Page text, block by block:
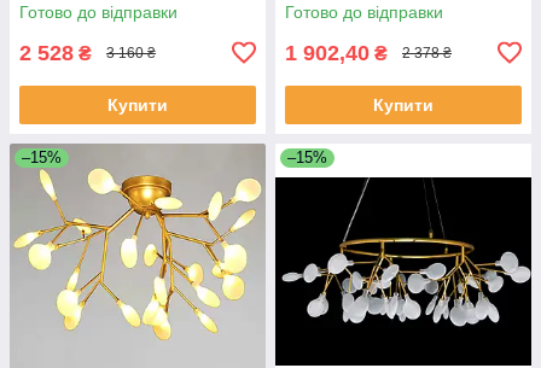
Готово до відправки
2 528 ₴ 3 160 ₴
Купити
Готово до відправки
1 902,40 ₴ 2 378 ₴
Купити
–15% –15%